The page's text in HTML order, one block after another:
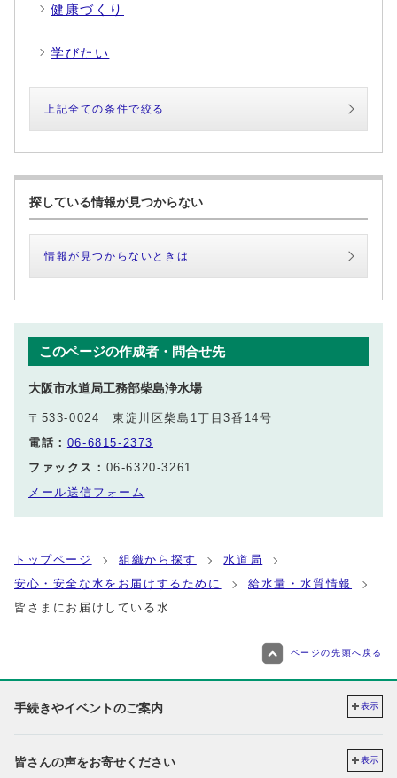
健康づくり
学びたい
上記全ての条件で絞る
探している情報が見つからない
情報が見つからないときは
このページの作成者・問合せ先
大阪市水道局工務部柴島浄水場
〒533-0024 東淀川区柴島1丁目3番14号
電話： 06-6815-2373
ファックス： 06-6320-3261
メール送信フォーム
トップページ 組織から探す
水道局
安心・安全な水をお届けするために
給水量・水質情報
皆さまにお届けしている水
ページの先頭へ戻る
手続きやイベントのご案内 表示
皆さんの声をお寄せください 表示